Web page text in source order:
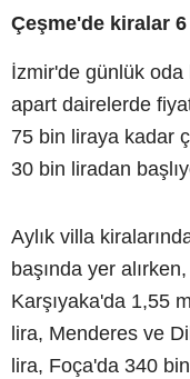
Çeşme'de kiralar
İzmir'de günlük oda
apart dairelerde
75 bin liraya kadar
30 bin liradan
Aylık villa
başında yer
Karşıyaka'da 1,55
lira, Menderes ve
lira, Foça'da 340